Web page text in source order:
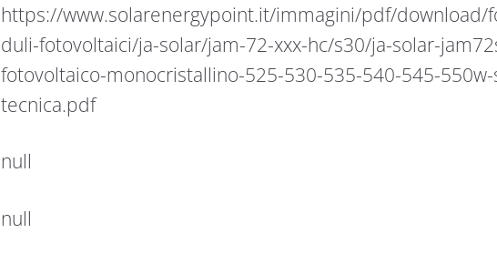
https://www.solarenergypoint.it/immagini/pdf/download/
duli-fotovoltaici/ja-solar/jam-72-xxx-hc/s30/ja-solar-
fotovoltaico-monocristallino-525-530-535-540-545-
tecnica.pdf
null
null